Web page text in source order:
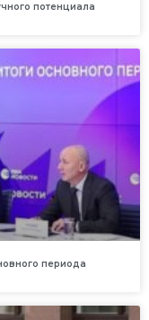
потенциала
периода